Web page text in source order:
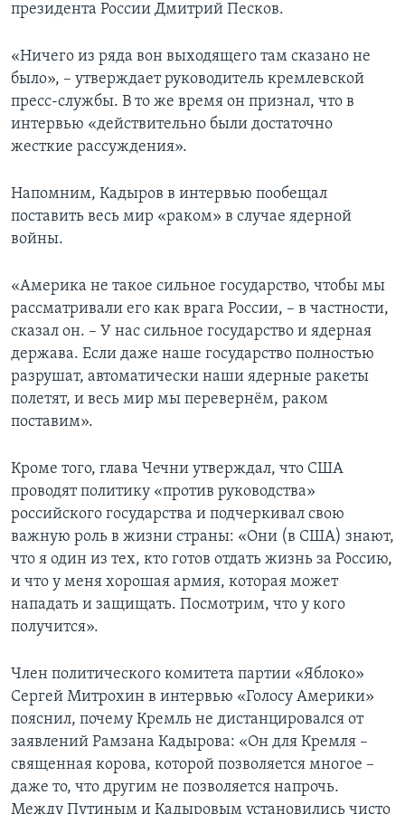
президента России Дмитрий Песков.
«Ничего из ряда вон выходящего там сказано не
было», – утверждает руководитель кремлевской
пресс-службы. В то же время он признал, что в
интервью «действительно были достаточно
жесткие рассуждения».
Напомним, Кадыров в интервью пообещал
поставить весь мир «раком» в случае ядерной
войны.
«Америка не такое сильное государство, чтобы мы
рассматривали его как врага России, – в частности,
сказал он. – У нас сильное государство и ядерная
держава. Если даже наше государство полностью
разрушат, автоматически наши ядерные ракеты
полетят, и весь мир мы перевернём, раком
поставим».
Кроме того, глава Чечни утверждал, что США
проводят политику «против руководства»
российского государства и подчеркивал свою
важную роль в жизни страны: «Они (в США) знают,
что я один из тех, кто готов отдать жизнь за Россию,
и что у меня хорошая армия, которая может
нападать и защищать. Посмотрим, что у кого
получится».
Член политического комитета партии «Яблоко»
Сергей Митрохин в интервью «Голосу Америки»
пояснил, почему Кремль не дистанцировался от
заявлений Рамзана Кадырова: «Он для Кремля –
священная корова, которой позволяется многое –
даже то, что другим не позволяется напрочь.
Между Путиным и Кадыровым установились чисто